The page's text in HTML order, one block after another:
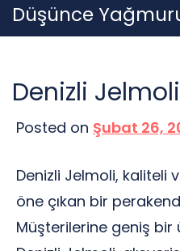
Skip
to
Düşünce
Denizli
Posted on Şubat 26,
Denizli Jelmoli, kaliteli
öne çıkan bir
Müşterilerine geniş bir